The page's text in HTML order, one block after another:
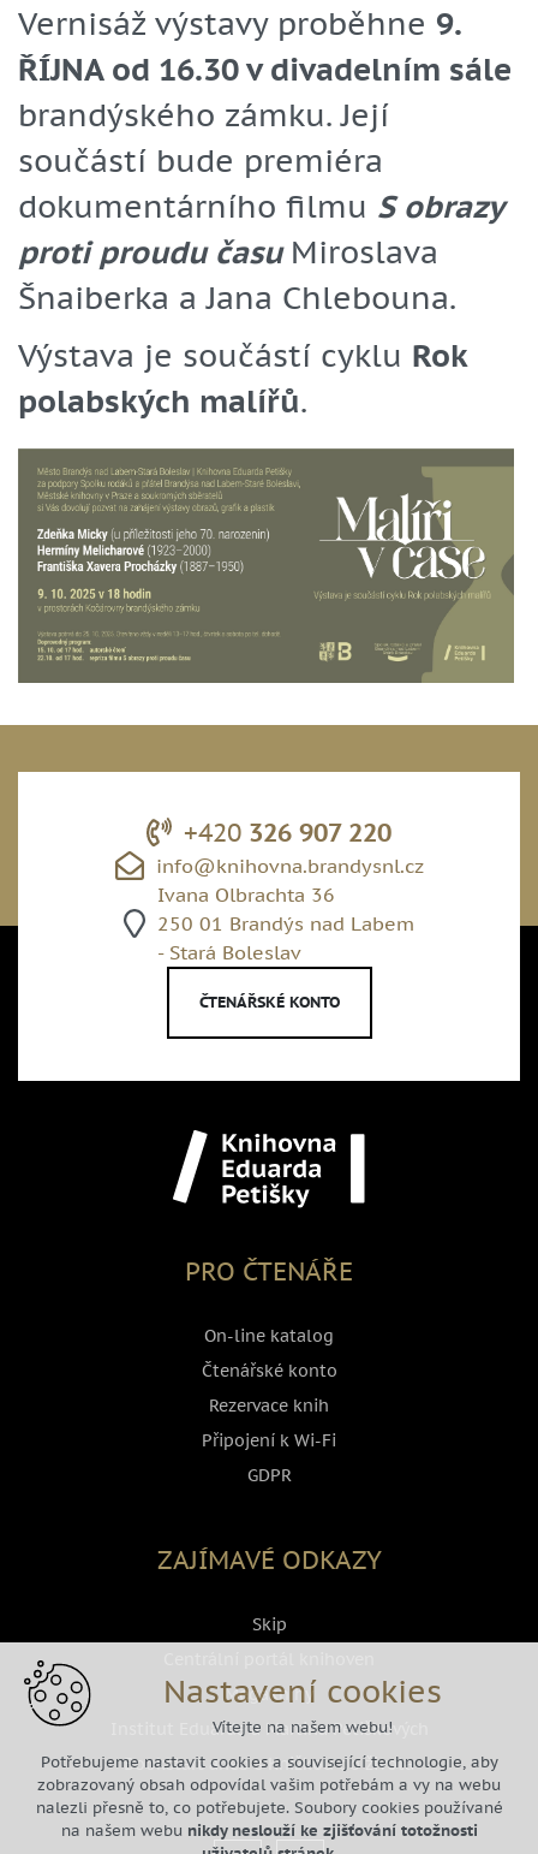
Vernisáž výstavy proběhne 9.
ŘÍJNA od 16.30 v divadelním sále
brandýského zámku. Její
součástí bude premiéra
dokumentárního filmu S obrazy
proti proudu času Miroslava
Šnaiberka a Jana Chlebouna.
Výstava je součástí cyklu Rok
polabských malířů.
+420 326 907 220
info@knihovna.brandysnl.cz
Ivana Olbrachta 36
250 01 Brandýs nad Labem
- Stará Boleslav
ČTENÁŘSKÉ KONTO
PRO ČTENÁŘE
On-line katalog
Čtenářské konto
Rezervace knih
Připojení k Wi-Fi
GDPR
ZAJÍMAVÉ ODKAZY
Skip
Megaknihy
Institut Eduarda a Martina Petiškových
Bookstart aneb s Knižkou do života
Nastavení cookies
Vítejte na našem webu!
Potřebujeme nastavit cookies a související technologie, aby
zobrazovaný obsah odpovídal vašim potřebám a vy na webu
nalezli přesně to, co potřebujete. Soubory cookies používané
na našem webu nikdy neslouží ke zjišťování totožnosti